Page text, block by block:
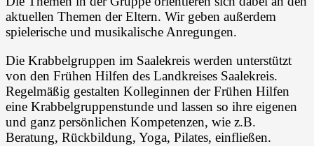
aktuellen Themen der Eltern. Wir geben außerdem
spielerische und musikalische Anregungen.
Die Krabbelgruppen im Saalekreis werden unterstützt
von den Frühen Hilfen des Landkreises Saalekreis.
Regelmäßig gestalten Kolleginnen der Frühen Hilfen
eine Krabbelgruppenstunde und lassen so ihre eigenen
und ganz persönlichen Kompetenzen, wie z.B.
Beratung, Rückbildung, Yoga, Pilates, einfließen.